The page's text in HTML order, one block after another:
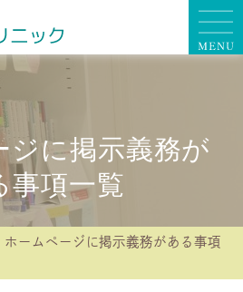
ジに掲示義務が
事項一覧
ホームページに掲示義務がある事項